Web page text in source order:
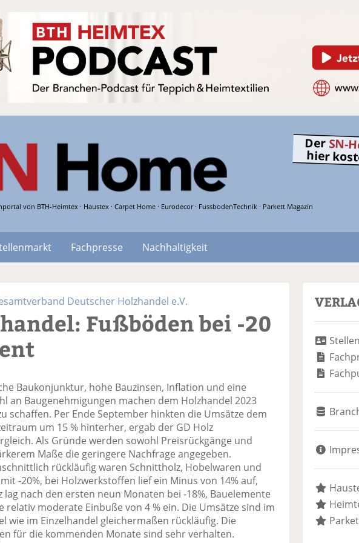
von BTH-Heimtex · Haustex · Carpet Home · Eurodecor · FussbodenTechnik · Parkett Magazin
Der SN-
hier
Fachpresse
Nachhaltigkeit
Deutscher Holzhandel e.V.
Fußböden bei -20
Baukonjunktur, hohe Bauzinsen, Inflation und eine
an Baugenehmigungen machen dem Holzhandel 2023
schaffen. Per Ende September hinkten die Umsätze dem
um 15 % hinterher, ergab der GD Holz
Als Gründe werden sowohl Preisrückgänge und
Maße die geringere Nachfrage angegeben.
rückläufig waren Schnittholz, Hobelwaren und
-20%, bei Holzwerkstoffen lief ein Minus von 14% auf,
lag nach den ersten neun Monaten bei -18%, Bauelemente
relativ moderate Einbuße von 4 % ein. Die Umsätze sind im
wie im Einzelhandel gleichermaßen rückläufig. Die
für die kommenden Monate sind sehr verhalten.